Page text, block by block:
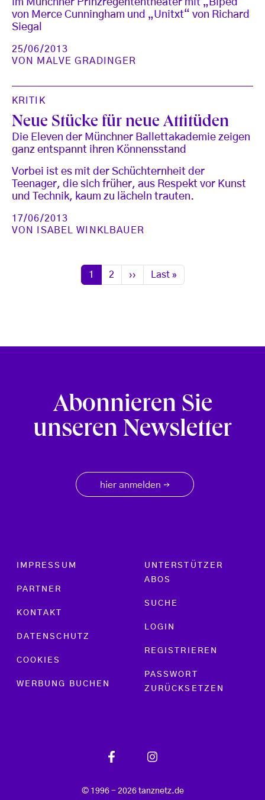
im Münchner Prinzregententheater mit „Biped“
von Merce Cunningham und „Unitxt“ von Richard
Siegal
25/06/2013
VON MALVE GRADINGER
KRITIK
Neue Stücke für neue Attitüden
Die Eleven der Münchner Ballettakademie zeigen
ganz entspannt ihren Könnensstand
Vorbei ist es mit der Schüchternheit der
Teenager, die sich früher, aus Respekt vor Kunst
und Technik, kaum zu lächeln trauten.
17/06/2013
VON
ISABEL WINKLBAUER
Seitennummerierung
Seite
1 Seite
2 Nächste Seite
›› Letzte Seite
Last »
Abonnieren Sie
unseren Newsletter
hier anmelden →
Footer menu
IMPRESSUM
PARTNER
KONTAKT
DATENSCHUTZ
COOKIES
WERBUNG BUCHEN
UNTERSTÜTZER
ABOS
SUCHE
LOGIN
REGISTRIEREN
PASSWORT
ZURÜCKSETZEN
© 1996 - 2026 tanznetz.de